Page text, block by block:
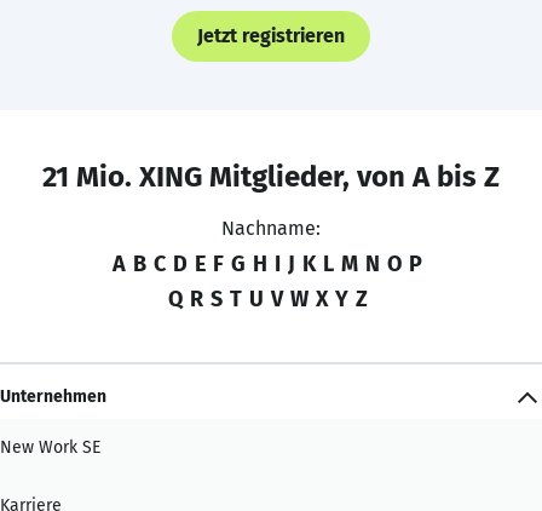
Jetzt registrieren
21 Mio. XING Mitglieder, von A bis Z
Nachname:
A B C D E F G H I J K L M N O P
Q R S T U V W X Y Z
Unternehmen
New Work SE
Karriere